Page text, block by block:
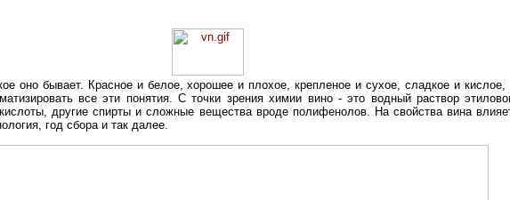
оно бывает. Красное и белое, хорошее и плохое, крепленое и сухое, сладкое и кислое,
все эти понятия. С точки зрения химии вино - это водный раствор
другие спирты и сложные вещества вроде полифенолов. На свойства вина
год сбора и так далее.